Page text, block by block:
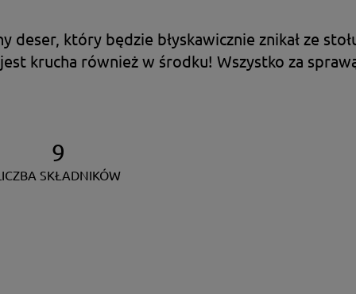
deser, który będzie błyskawicznie znikał ze
krucha również w środku! Wszystko za
9
SKŁADNIKÓW